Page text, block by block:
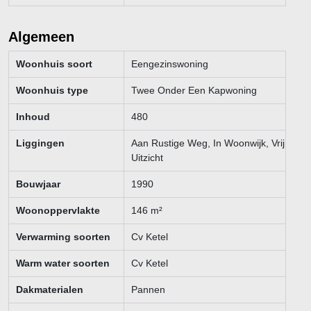
van de koopsom te deponeren.
Koper is te allen tijde gerechtigd voor eigen rekening een
bouwkundige keuring te (laten) verrichten dan wel andere
adviseurs te raadplegen teneinde een goed inzicht te verkrijgen
over de staat van onderhoud.
Deze informatie is zorgvuldig samengesteld en geheel vrijblijvend.
Onzerzijds wordt evenwel geen enkele aansprakelijkheid aanvaard
gevolgen daarvan. Alle weergegeven maten en oppervlakten zijn
Algemeen
Woonhuis soort Eengezinswoning
Woonhuis type Twee Onder Een Kapwoning
Inhoud 480
Liggingen
Aan Rustige Weg, In Woonwijk, Vrij
Uitzicht
Bouwjaar 1990
Woonoppervlakte 146 m²
Verwarming soorten Cv Ketel
Warm water soorten Cv Ketel
Dakmaterialen Pannen